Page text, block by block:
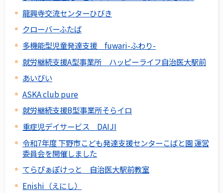
龍興寺交流センターひびき
クローバーふたば
多機能型児童発達支援 fuwari-ふわり-
就労継続支援A型事業所 ハッピーライフ自治医大駅前
あいびい
ASKA club pure
就労継続支援B型事業所そらイロ
重症児デイサービス DAIJI
令和7年度 下野市こども発達支援センターこばと園 運営
委員会を開催しました
てらぴぁぽけっと 自治医大駅前教室
Enishi（えにし）